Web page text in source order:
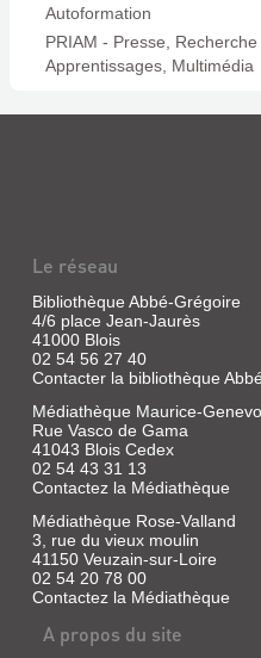
Autoformation
PRIAM - Presse, Recherche
Apprentissages, Multimédia
Le réseau
Bibliothèque Abbé-Grégoire
4/6 place Jean-Jaurès
41000 Blois
02 54 56 27 40
Contacter la bibliothèque
Médiathèque Maurice-
Rue Vasco de Gama
41043 Blois Cedex
02 54 43 31 13
Contactez la Médiathèque
Médiathèque Rose-Valland
3, rue du vieux moulin
41150 Veuzain-sur-Loire
02 54 20 78 00
Contactez la Médiathèque
A propos du site